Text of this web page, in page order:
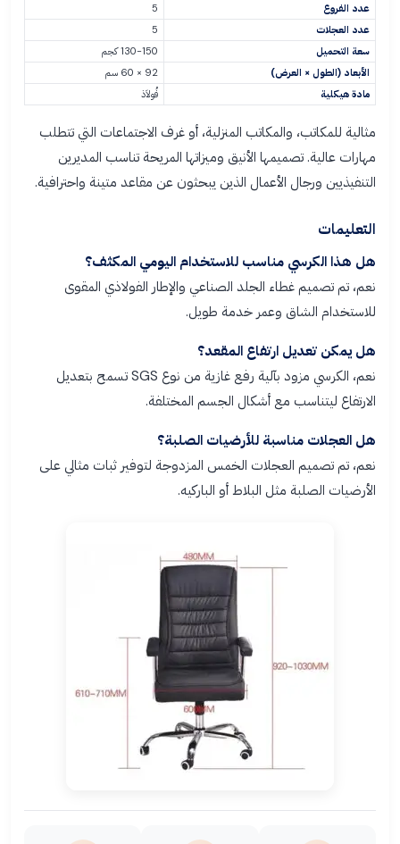
عدد الفروع
5
عدد العجلات
5
سعة التحميل
130-150 كجم
الأبعاد (الطول × العرض)
92 × 60 سم
مادة هيكلية
فُولاَذ
مثالية للمكاتب، والمكاتب المنزلية، أو غرف الاجتماعات التي تتطلب
مهارات عالية. تصميمها الأنيق وميزاتها المريحة تناسب المديرين
التنفيذيين ورجال الأعمال الذين يبحثون عن مقاعد متينة واحترافية.
التعليمات
هل هذا الكرسي مناسب للاستخدام اليومي المكثف؟
نعم، تم تصميم غطاء الجلد الصناعي والإطار الفولاذي المقوى
للاستخدام الشاق وعمر خدمة طويل.
هل يمكن تعديل ارتفاع المقعد؟
نعم، الكرسي مزود بآلية رفع غازية من نوع SGS تسمح بتعديل
الارتفاع ليتناسب مع أشكال الجسم المختلفة.
هل العجلات مناسبة للأرضيات الصلبة؟
نعم، تم تصميم العجلات الخمس المزدوجة لتوفير ثبات مثالي على
الأرضيات الصلبة مثل البلاط أو الباركيه.